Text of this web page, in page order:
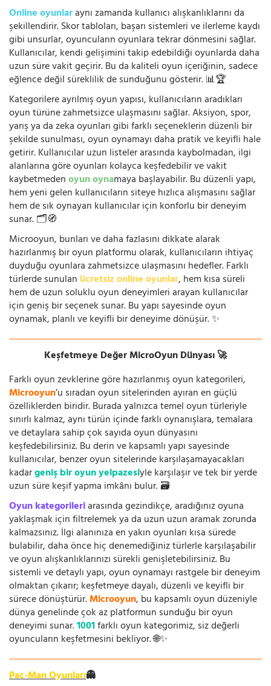
Online oyunlaraynı zamanda kullanıcı alışkanlıklarını da
şekillendirir. Skor tabloları, başarı sistemleri ve ilerleme kaydı
gibi unsurlar, oyuncuların oyunlara tekrar dönmesini sağlar.
Kullanıcılar, kendi gelişimini takip edebildiği oyunlarda daha
uzun süre vakit geçirir. Bu da kaliteli oyun içeriğinin, sadece
eğlence değil süreklilik de sunduğunu gösterir. 📊🏆
Kategorilere ayrılmış oyun yapısı, kullanıcıların aradıkları
oyun türüne zahmetsizce ulaşmasını sağlar. Aksiyon, spor,
yarış ya da zeka oyunları gibi farklı seçeneklerin düzenli bir
şekilde sunulması, oyun oynamayı daha pratik ve keyifli hale
getirir. Kullanıcılar uzun listeler arasında kaybolmadan, ilgi
alanlarına göre oyunları kolayca keşfedebilir ve vakit
kaybetmedenoyun oynamaya başlayabilir. Bu düzenli yapı,
hem yeni gelen kullanıcıların siteye hızlıca alışmasını sağlar
hem de sık oynayan kullanıcılar için konforlu bir deneyim
sunar. 🗂️🧭
Microoyun, bunları ve daha fazlasını dikkate alarak
hazırlanmış bir oyun platformu olarak, kullanıcıların ihtiyaç
duyduğu oyunlara zahmetsizce ulaşmasını hedefler. Farklı
türlerde sunulan ücretsiz online oyunlar, hem kısa süreli
hem de uzun soluklu oyun deneyimleri arayan kullanıcılar
için geniş bir seçenek sunar. Bu yapı sayesinde oyun
oynamak, planlı ve keyifli bir deneyime dönüşür. ✨
Keşfetmeye Değer MicroOyun Dünyası 🚀
Farklı oyun zevklerine göre hazırlanmış oyun kategorileri,
Microoyun’u sıradan oyun sitelerinden ayıran en güçlü
özelliklerden biridir. Burada yalnızca temel oyun türleriyle
sınırlı kalmaz, aynı türün içinde farklı oynanışlara, temalara
ve detaylara sahip çok sayıda oyun dünyasını
keşfedebilirsiniz. Bu derin ve kapsamlı yapı sayesinde
kullanıcılar, benzer oyun sitelerinde karşılaşamayacakları
kadargeniş bir oyun yelpazesiyle karşılaşır ve tek bir yerde
uzun süre keşif yapma imkânı bulur. 🗃️
Oyun kategorileriarasında gezindikçe, aradığınız oyuna
yaklaşmak için filtrelemek ya da uzun uzun aramak zorunda
kalmazsınız. İlgi alanınıza en yakın oyunları kısa sürede
bulabilir, daha önce hiç denemediğiniz türlerle karşılaşabilir
ve oyun alışkanlıklarınızı sürekli genişletebilirsiniz. Bu
sistemli ve detaylı yapı, oyun oynamayı rastgele bir deneyim
olmaktan çıkarır; keşfetmeye dayalı, düzenli ve keyifli bir
sürece dönüştürür.Microoyun, bu kapsamlı oyun düzeniyle
dünya genelinde çok az platformun sunduğu bir oyun
deneyimi sunar.1001farklı oyun kategorimiz, siz değerli
oyuncuların keşfetmesini bekliyor. 🌐✨
Pac-Man Oyunları👻